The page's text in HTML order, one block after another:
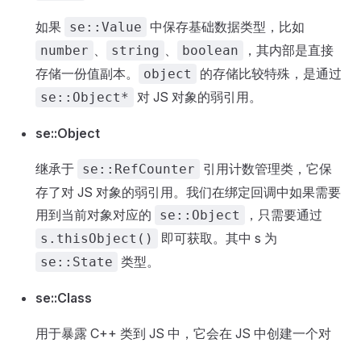
如果 se::Value 中保存基础数据类型，比如
number 、 string 、 boolean
，其内部是直接
存储一份值副本。
object 的存储比较特殊，是通过
se::Object* 对 JS 对象的弱引用。
se::Object
继承于 se::RefCounter
引用计数管理类，它保
存了对 JS 对象的弱引用。我们在绑定回调中如果需要
用到当前对象对应的
se::Object ，只需要通过
s.thisObject() 即可获取。其中 s 为
se::State 类型。
se::Class
用于暴露 C++ 类到 JS 中，它会在 JS 中创建一个对